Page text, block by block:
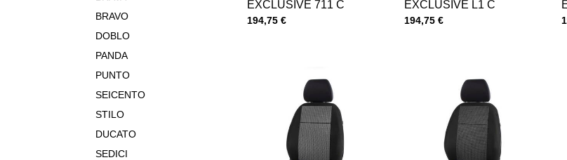
EXCLUSIVE 711 C
Cena s DPH
194,75 €
EXCLUSIVE L1 C
Cena s DPH
194,75 €
BRAVO
DOBLO
PANDA
PUNTO
SEICENTO
STILO
DUCATO
SEDICI